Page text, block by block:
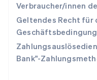
Verbraucher/innen
Geltendes Recht für
Bank"-
Thailand
ไทยEnglish
Tschechische
Ungarn
English